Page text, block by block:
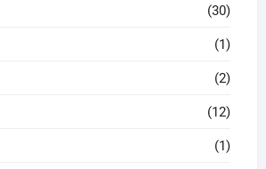
(30)
(1)
(2)
(12)
(1)